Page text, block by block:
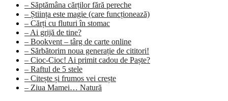
– Săptămâna cărților fără pereche
– Știința este magie (care funcționează)
– Cărți cu fluturi în stomac
– Ai grijă de tine?
– Bookvent – târg de carte online
– Sărbătorim noua generație de cititori!
– Cioc-Cioc! Ai primit cadou de Paște?
– Raftul de 5 stele
– Citește și frumos vei crește
– Ziua Mamei… Natură